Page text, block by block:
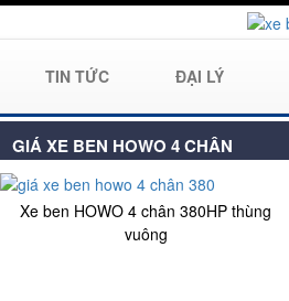
TIN TỨC ĐẠI LÝ
GIÁ XE BEN HOWO 4 CHÂN
Xe ben HOWO 4 chân 380HP thùng
vuông